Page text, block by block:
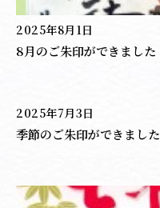
2025年8月1日
8月のご朱印ができました
2025年7月3日
季節のご朱印ができました